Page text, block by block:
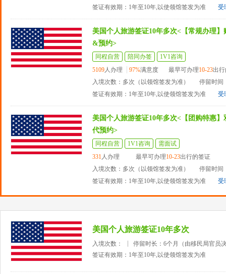
签证有效期：1年至10年,以使领馆签发为准
受
美国个人旅游签证10年多次<【常规办理
&预约>
同程自营 陪同办签
1V1咨询
5109人办理 97%满意度 最早可办理10-23出
入境次数：多次（以领馆签发为准）
停留时间
签证有效期：1年至10年,以使领馆签发为准
受
美国个人旅游签证10年多次<【团购特惠
代预约>
同程自营 1V1咨询
需面试
331人办理 最早可办理10-23出行的签证
入境次数：多次（以领馆签发为准）
停留时间
签证有效期：1年至10年,以使领馆签发为准
受
美国个人旅游签证10年多次
入境次数：
停留时长：6个月（由移民局官员
签证有效期：1年至10年,以使领馆签发为准